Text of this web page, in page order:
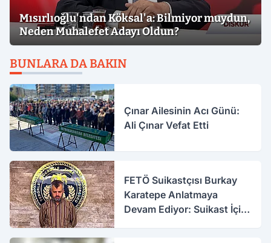
Mısırlıoğlu'ndan Köksal'a: Bilmiyor muydun,
Neden Muhalefet Adayı Oldun?
BUNLARA DA BAKIN
Çınar Ailesinin Acı Günü:
Ali Çınar Vefat Etti
FETÖ Suikastçısı Burkay
Karatepe Anlatmaya
Devam Ediyor: Suikast İçin